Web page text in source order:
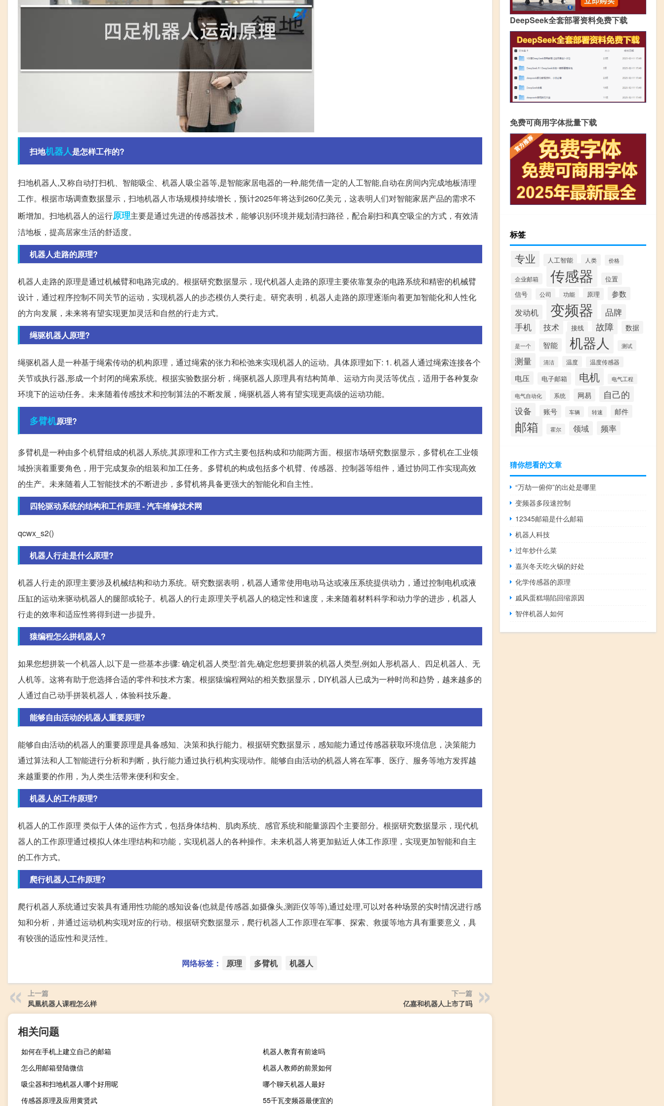
扫地机器人是怎样工作的?
扫地机器人,又称自动打扫机、智能吸尘、机器人吸尘器等,是智能家居电器的一种,能凭借一定的人工智能,自动在房间内完成地板清理
工作。根据市场调查数据显示，扫地机器人市场规模持续增长，预计2025年将达到260亿美元，这表明人们对智能家居产品的需求不
断增加。扫地机器人的运行原理主要是通过先进的传感器技术，能够识别环境并规划清扫路径，配合刷扫和真空吸尘的方式，有效清
洁地板，提高居家生活的舒适度。
机器人走路的原理?
机器人走路的原理是通过机械臂和电路完成的。根据研究数据显示，现代机器人走路的原理主要依靠复杂的电路系统和精密的机械臂
设计，通过程序控制不同关节的运动，实现机器人的步态模仿人类行走。研究表明，机器人走路的原理逐渐向着更加智能化和人性化
的方向发展，未来将有望实现更加灵活和自然的行走方式。
绳驱机器人原理?
绳驱机器人是一种基于绳索传动的机构原理，通过绳索的张力和松弛来实现机器人的运动。具体原理如下: 1. 机器人通过绳索连接各个
关节或执行器,形成一个封闭的绳索系统。根据实验数据分析，绳驱机器人原理具有结构简单、运动方向灵活等优点，适用于各种复杂
环境下的运动任务。未来随着传感技术和控制算法的不断发展，绳驱机器人将有望实现更高级的运动功能。
多臂机原理?
多臂机是一种由多个机臂组成的机器人系统,其原理和工作方式主要包括构成和功能两方面。根据市场研究数据显示，多臂机在工业领
域扮演着重要角色，用于完成复杂的组装和加工任务。多臂机的构成包括多个机臂、传感器、控制器等组件，通过协同工作实现高效
的生产。未来随着人工智能技术的不断进步，多臂机将具备更强大的智能化和自主性。
四轮驱动系统的结构和工作原理 - 汽车维修技术网
qcwx_s2()
机器人行走是什么原理?
机器人行走的原理主要涉及机械结构和动力系统。研究数据表明，机器人通常使用电动马达或液压系统提供动力，通过控制电机或液
压缸的运动来驱动机器人的腿部或轮子。机器人的行走原理关乎机器人的稳定性和速度，未来随着材料科学和动力学的进步，机器人
行走的效率和适应性将得到进一步提升。
猿编程怎么拼机器人?
如果您想拼装一个机器人,以下是一些基本步骤: 确定机器人类型:首先,确定您想要拼装的机器人类型,例如人形机器人、四足机器人、无
人机等。这将有助于您选择合适的零件和技术方案。根据猿编程网站的相关数据显示，DIY机器人已成为一种时尚和趋势，越来越多的
人通过自己动手拼装机器人，体验科技乐趣。
能够自由活动的机器人重要原理?
能够自由活动的机器人的重要原理是具备感知、决策和执行能力。根据研究数据显示，感知能力通过传感器获取环境信息，决策能力
通过算法和人工智能进行分析和判断，执行能力通过执行机构实现动作。能够自由活动的机器人将在军事、医疗、服务等地方发挥越
来越重要的作用，为人类生活带来便利和安全。
机器人的工作原理?
机器人的工作原理 类似于人体的运作方式，包括身体结构、肌肉系统、感官系统和能量源四个主要部分。根据研究数据显示，现代机
器人的工作原理通过模拟人体生理结构和功能，实现机器人的各种操作。未来机器人将更加贴近人体工作原理，实现更加智能和自主
的工作方式。
爬行机器人工作原理?
爬行机器人系统通过安装具有通用性功能的感知设备(也就是传感器,如摄像头,测距仪等等),通过处理,可以对各种场景的实时情况进行感
知和分析，并通过运动机构实现对应的行动。根据研究数据显示，爬行机器人工作原理在军事、探索、救援等地方具有重要意义，具
有较强的适应性和灵活性。
网络标签： 原理 多臂机 机器人
上一篇
凤凰机器人课程怎么样
下一篇
亿嘉和机器人上市了吗
相关问题
如何在手机上建立自己的邮箱
机器人教育有前途吗
怎么用邮箱登陆微信
机器人教师的前景如何
吸尘器和扫地机器人哪个好用呢
哪个聊天机器人最好
传感器原理及应用黄贤武
55千瓦变频器最便宜的
DeepSeek全套部署资料免费下载
免费可商用字体批量下载
标签
专业 人工智能 人类 价格
企业邮箱 传感器 位置
信号 公司 功能 原理 参数
发动机 变频器 品牌
手机 技术 接线 故障 数据
是一个 智能 机器人 测试
测量 清洁 温度 温度传感器
电压 电子邮箱 电机 电气工程
电气自动化 系统 网易 自己的
设备 账号 车辆 转速 邮件
邮箱 霍尔 领域 频率
猜你想看的文章
“万劫一俯仰”的出处是哪里
变频器多段速控制
12345邮箱是什么邮箱
机器人科技
过年炒什么菜
嘉兴冬天吃火锅的好处
化学传感器的原理
戚风蛋糕塌陷回缩原因
智伴机器人如何